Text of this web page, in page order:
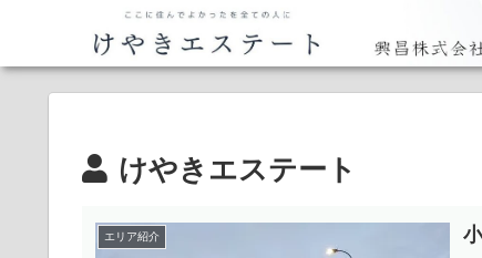
けやきエステート
エリア紹介